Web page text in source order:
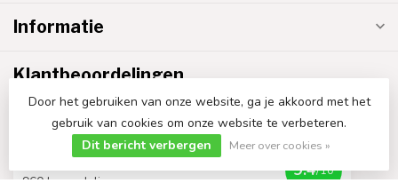
Informatie
Klantbeoordelingen
960 beoordelingen
9.4/10
Door het gebruiken van onze website, ga je akkoord met het
gebruik van cookies om onze website te verbeteren.
Dit bericht verbergen
Meer over cookies »